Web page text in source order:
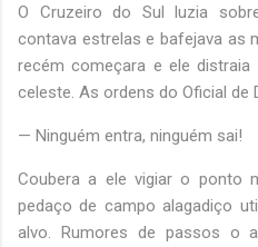
O Cruzeiro do Sul luzia
contava estrelas e bafejava as
recém começara e ele
celeste. As ordens do Oficial de
— Ninguém entra, ninguém sai!
Coubera a ele vigiar o ponto
pedaço de campo alagadiço
alvo. Rumores de passos o